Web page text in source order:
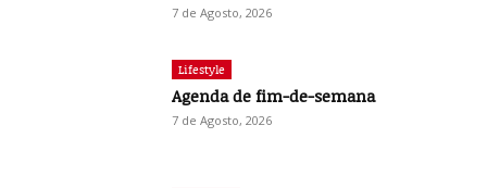
7 de Agosto, 2026
Lifestyle
Agenda de fim-de-semana
7 de Agosto, 2026